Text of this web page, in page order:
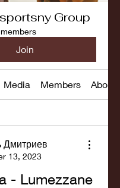
Group
Join
Media Members About
Дмитриев
13, 2023
- Lumezzane